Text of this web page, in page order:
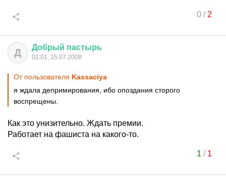
0/ 2
Д Добрый пастырь
01:01, 15.07.2008
От пользователя Kassaciya
я ждала депримирования, ибо опоздания сторого
воспрещены.
Как это унизительно. Ждать премии.
Работает на фашиста на какого-то.
1 / 1